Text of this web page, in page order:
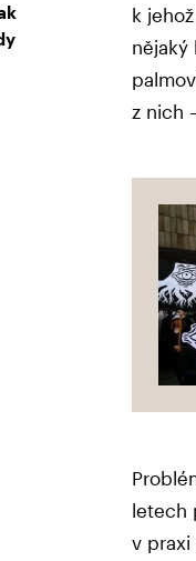
k
nějaký
z nich
letech
v praxi